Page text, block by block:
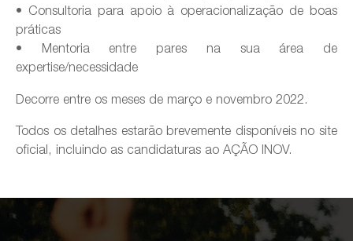
• Consultoria para apoio à operacionalização de boas
práticas
• Mentoria entre pares na sua área de
expertise/necessidade
Decorre entre os meses de março e novembro 2022.
Todos os detalhes estarão brevemente disponíveis no site
oficial, incluindo as candidaturas ao AÇÃO INOV.